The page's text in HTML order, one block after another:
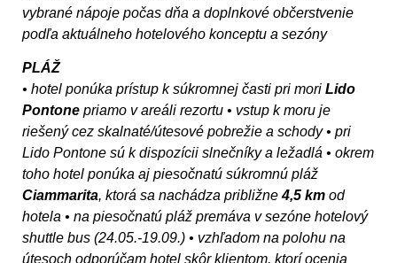
vybrané nápoje počas dňa a doplnkové občerstvenie
podľa aktuálneho hotelového konceptu a sezóny
PLÁŽ
• hotel ponúka prístup k súkromnej časti pri mori Lido
Pontone priamo v areáli rezortu • vstup k moru je
riešený cez skalnaté/útesové pobrežie a schody • pri
Lido Pontone sú k dispozícii slnečníky a ležadlá • okrem
toho hotel ponúka aj piesočnatú súkromnú pláž
Ciammarita, ktorá sa nachádza približne4,5 km od
hotela • na piesočnatú pláž premáva v sezóne hotelový
shuttle bus (24.05.-19.09.) • vzhľadom na polohu na
útesoch odporúčam hotel skôr klientom, ktorí ocenia